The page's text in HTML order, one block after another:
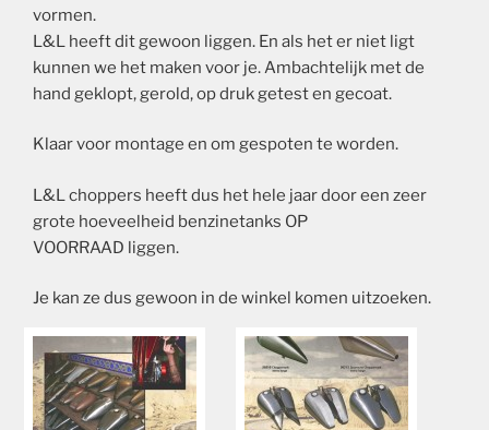
vormen.
L&L heeft dit gewoon liggen. En als het er niet ligt
kunnen we het maken voor je. Ambachtelijk met de
hand geklopt, gerold, op druk getest en gecoat.
Klaar voor montage en om gespoten te worden.
L&L choppers heeft dus het hele jaar door een zeer
grote hoeveelheid benzinetanks OP
VOORRAAD liggen.
Je kan ze dus gewoon in de winkel komen uitzoeken.